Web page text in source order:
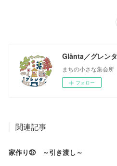
Glänta／グレンタ
まちの小さな集会所
フォロー
関連記事
家作り㉜ ～引き渡し～